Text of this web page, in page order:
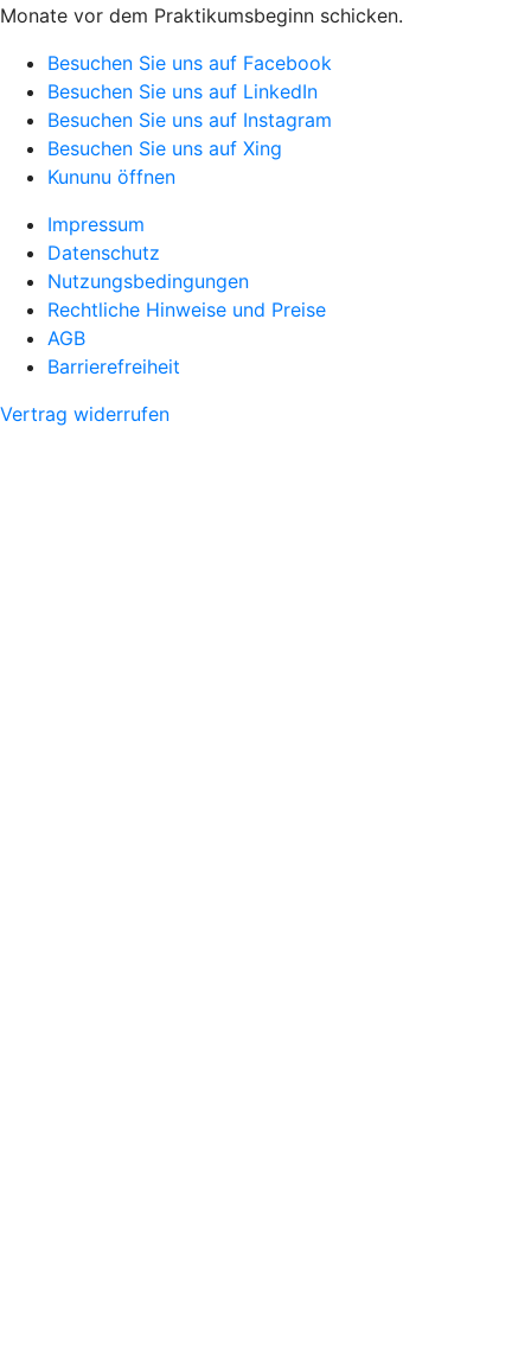
Monate vor dem Praktikumsbeginn schicken.
Besuchen Sie uns auf Facebook
Besuchen Sie uns auf LinkedIn
Besuchen Sie uns auf Instagram
Besuchen Sie uns auf Xing
Kununu öffnen
Impressum
Datenschutz
Nutzungsbedingungen
Rechtliche Hinweise und Preise
AGB
Barrierefreiheit
Vertrag widerrufen